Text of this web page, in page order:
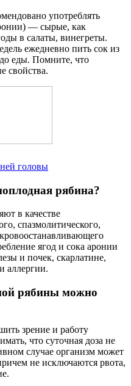
употреблять
— сырые, как
в салаты, винегреты.
ежедневно пить сок из
еды. Помните, что
свойства.
головы
рябина?
в качестве
спазмолитического,
ягод и сока аронии
и почек, скарлатине,
аллергии.
рябины можно
зрение и работу
что суточная доза не
случае организм может
не исключаются рвота,